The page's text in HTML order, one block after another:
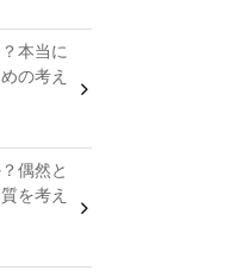
本当に
の考え
偶然と
を考え